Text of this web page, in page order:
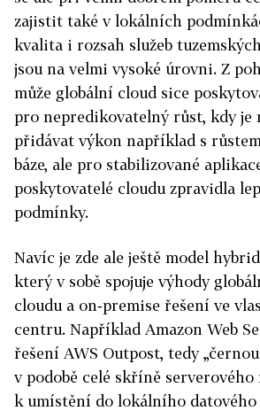
zajistit také v lokálních
kvalita i rozsah služeb
jsou na velmi vysoké úrovni. Z
může globální cloud sice
pro nepredikovatelný růst, kdy je
přidávat výkon například s
báze, ale pro stabilizované
poskytovatelé cloudu zpravidla
podmínky.
Navíc je zde ale ještě model
který v sobě spojuje výhody
cloudu a on‑premise řešení ve
centru. Například Amazon Web
řešení AWS Outpost, tedy
v podobě celé skříně serverového
k umístění do lokálního